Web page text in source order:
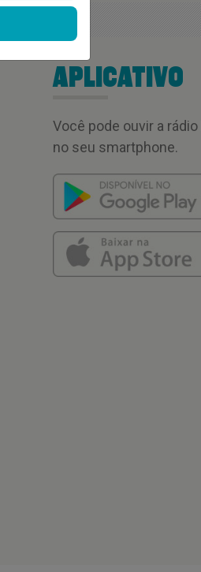
APLICATIVO
Você pode ouvir a
no seu smartphone.